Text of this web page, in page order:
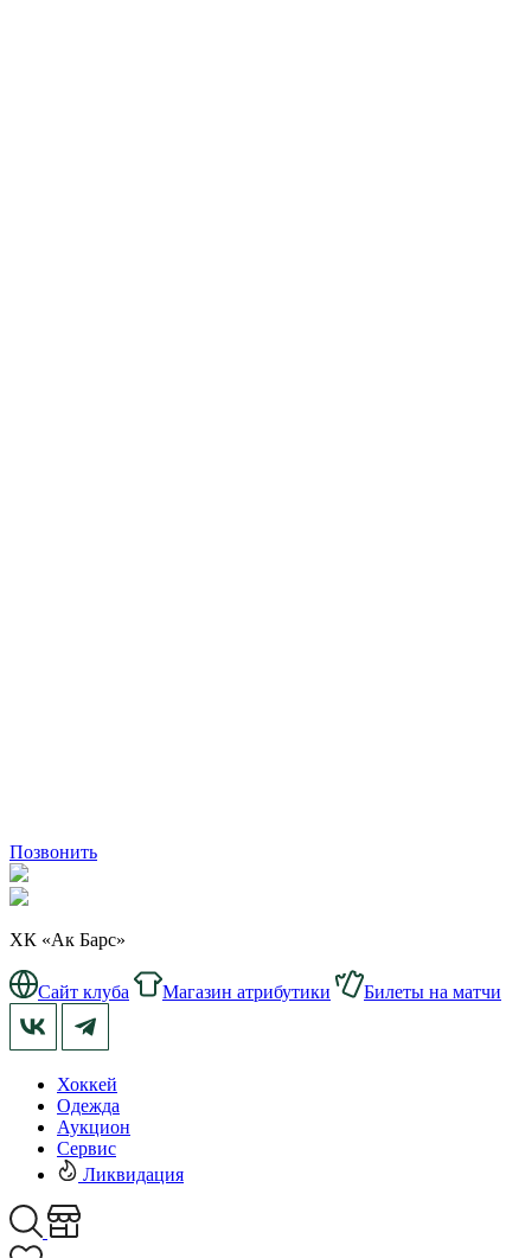
Позвонить
ХК «Ак Барс»
Сайт клуба Магазин атрибутики Билеты на матчи
Хоккей
Одежда
Аукцион
Сервис
Ликвидация